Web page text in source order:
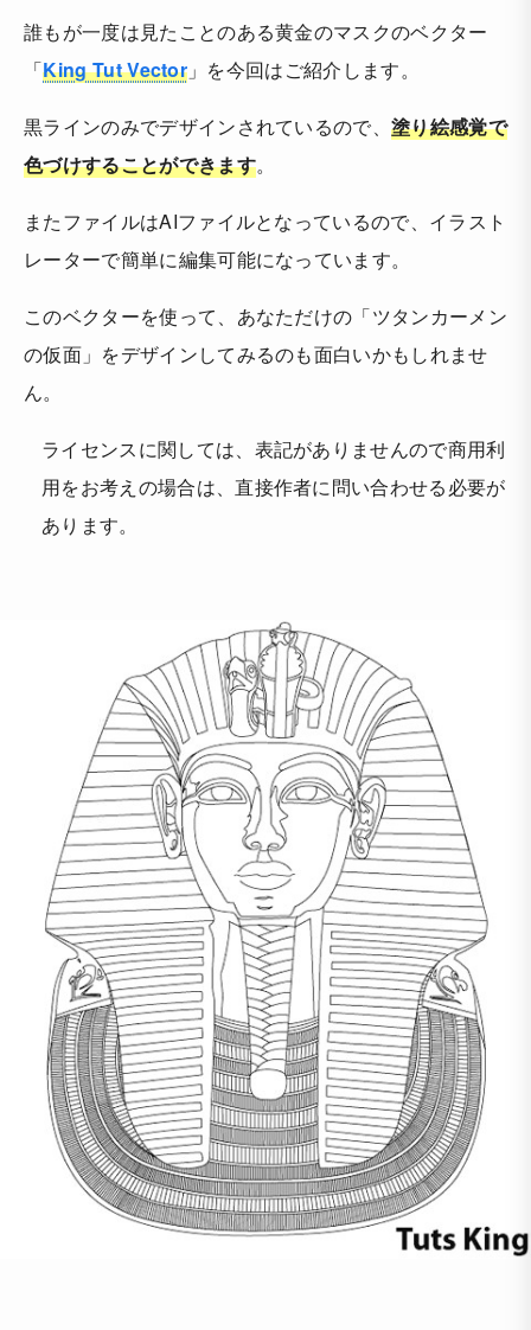
誰もが一度は見たことのある黄金のマスクのベクター
「King Tut Vector 」を今回はご紹介します。
黒ラインのみでデザインされているので、塗り絵感覚で
色づけすることができます。
またファイルはAIファイルとなっているので、イラスト
レーターで簡単に編集可能になっています。
このベクターを使って、あなただけの「ツタンカーメン
の仮面」をデザインしてみるのも面白いかもしれませ
ん。
ライセンスに関しては、表記がありませんので商用利
用をお考えの場合は、直接作者に問い合わせる必要が
あります。